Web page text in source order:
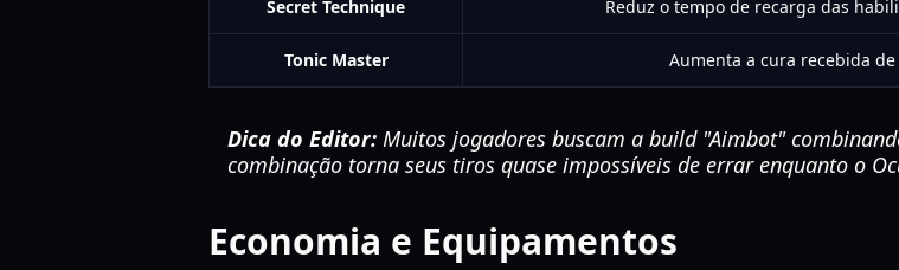
Secret Technique Reduz o tempo de recarga das
Tonic Master Aumenta a cura recebida de
Dica do Editor: Muitos jogadores buscam a build "Aimbot"
combinação torna seus tiros quase impossíveis de errar enquanto o
Economia e Equipamentos